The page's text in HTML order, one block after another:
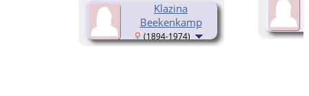
Klazina
Beekenkamp
(1894-1974)